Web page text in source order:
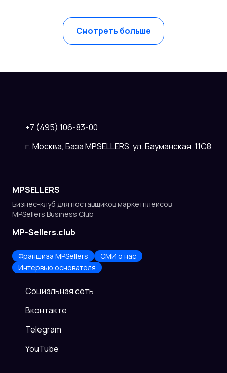
Смотреть больше
+7 (495) 106-83-00
г. Москва, База MPSELLERS, ул. Бауманская, 11С8
MPSELLERS
Бизнес-клуб для поставщиковмаркетплейсов
MPSellers Business Club
MP-Sellers.club
Франшиза MPSellers
СМИ о нас
Интервью основателя
Cоциальная сеть
Вконтакте
Telegram
YouTube